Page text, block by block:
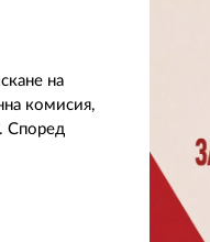
на
комисия,
Според